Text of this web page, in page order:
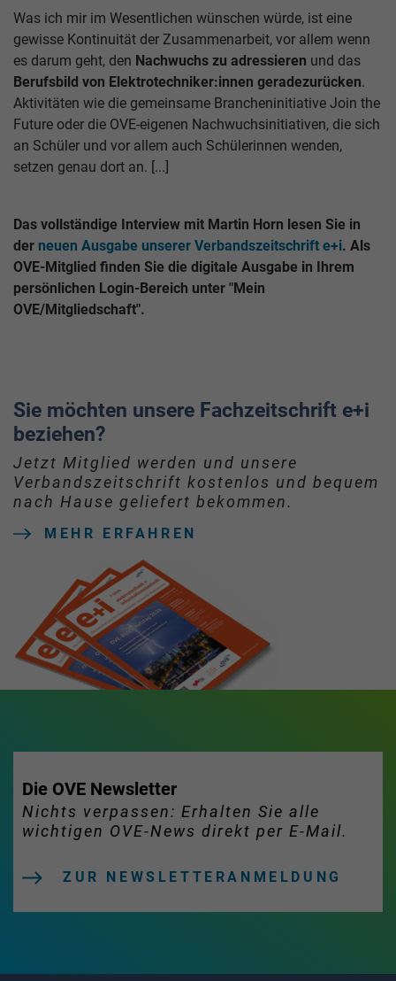
Was ich mir im Wesentlichen wünschen würde, ist eine
gewisse Kontinuität der Zusammenarbeit, vor allem wenn
es darum geht, den Nachwuchs zu adressieren und das
Berufsbild von Elektrotechniker:innen geradezurücken.
Aktivitäten wie die gemeinsame Brancheninitiative Join the
Future oder die OVE-eigenen Nachwuchsinitiativen, die sich
an Schüler und vor allem auch Schülerinnen wenden,
setzen genau dort an. [...]
Das vollständige Interview mit Martin Horn lesen Sie in
der neuen Ausgabe unserer Verbandszeitschrift e+i. Als
OVE-Mitglied finden Sie die digitale Ausgabe in Ihrem
persönlichen Login-Bereich unter "Mein
OVE/Mitgliedschaft".
Sie möchten unsere Fachzeitschrift e+i
beziehen?
Jetzt Mitglied werden und unsere
Verbandszeitschrift kostenlos und bequem
nach Hause geliefert bekommen.
MEHR ERFAHREN
Die OVE Newsletter
Nichts verpassen: Erhalten Sie alle
wichtigen OVE-News direkt per E-Mail.
ZUR NEWSLETTERANMELDUNG